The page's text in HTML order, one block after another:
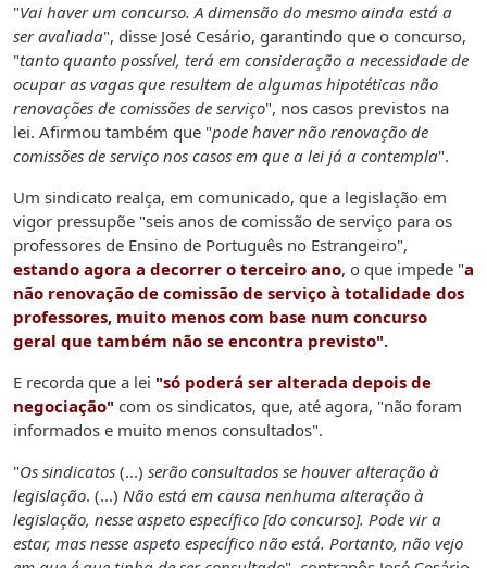
"Vai haver um concurso. A dimensão do mesmo ainda está a
ser avaliada", disse José Cesário, garantindo que o concurso,
"tanto quanto possível, terá em consideração a necessidade de
ocupar as vagas que resultem de algumas hipotéticas não
renovações de comissões de serviço", nos casos previstos na
lei. Afirmou também que "pode haver não renovação de
comissões de serviço nos casos em que a lei já a contempla".
Um sindicato realça, em comunicado, que a legislação em
vigor pressupõe "seis anos de comissão de serviço para os
professores de Ensino de Português no Estrangeiro",
estando agora a decorrer o terceiro ano, o que impede "a
não renovação de comissão de serviço à totalidade dos
professores, muito menos com base num concurso
geral que também não se encontra previsto".
E recorda que a lei "só poderá ser alterada depois de
negociação" com os sindicatos, que, até agora, "não foram
informados e muito menos consultados".
"Os sindicatos (...) serão consultados se houver alteração à
legislação. (...) Não está em causa nenhuma alteração à
legislação, nesse aspeto específico [do concurso]. Pode vir a
estar, mas nesse aspeto específico não está. Portanto, não vejo